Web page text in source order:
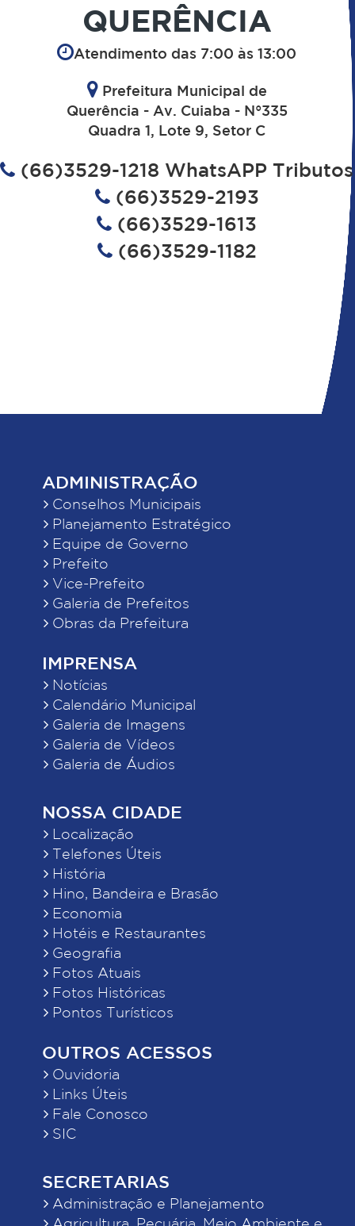
QUERÊNCIA
Atendimento das 7:00 às 13:00
Prefeitura Municipal de
Querência - Av. Cuiaba - N°335
Quadra 1, Lote 9, Setor C
(66)3529-1218 WhatsAPP Tributos
(66)3529-2193
(66)3529-1613
(66)3529-1182
ADMINISTRAÇÃO
Conselhos Municipais
Planejamento Estratégico
Equipe de Governo
Prefeito
Vice-Prefeito
Galeria de Prefeitos
Obras da Prefeitura
IMPRENSA
Notícias
Calendário Municipal
Galeria de Imagens
Galeria de Vídeos
Galeria de Áudios
NOSSA CIDADE
Localização
Telefones Úteis
História
Hino, Bandeira e Brasão
Economia
Hotéis e Restaurantes
Geografia
Fotos Atuais
Fotos Históricas
Pontos Turísticos
OUTROS ACESSOS
Ouvidoria
Links Úteis
Fale Conosco
SIC
SECRETARIAS
Administração e Planejamento